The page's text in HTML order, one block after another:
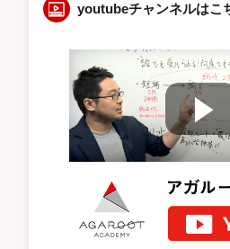
youtubeチャンネルはこ